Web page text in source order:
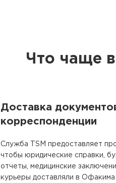
Что чаще
Доставка
корреспонденции
Служба TSM предоставляет
чтобы юридические справки,
отчеты, медицинские
курьеры доставляли в